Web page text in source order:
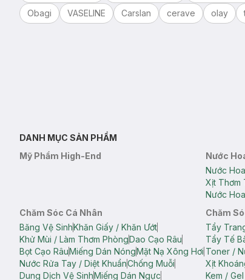
Obagi
VASELINE Carslan cerave olay
DANH MỤC SẢN PHẨM
Mỹ Phẩm High-End
Nước
Nước
Xịt Thơm
Nước
Chăm Sóc Cá Nhân
Băng Vệ SinhKhăn Giấy / Khăn Ướt
Khử Mùi / Làm Thơm PhòngDao Cạo Râu
Bọt Cạo RâuMiếng Dán NóngMặt Nạ Xông Hơi
Nước Rửa Tay / Diệt KhuẩnChống Muỗi
Dung Dịch Vệ SinhMiếng Dán Ngực
Chăm
Tẩy
Tẩy Tế
Toner /
Xịt
Kem /